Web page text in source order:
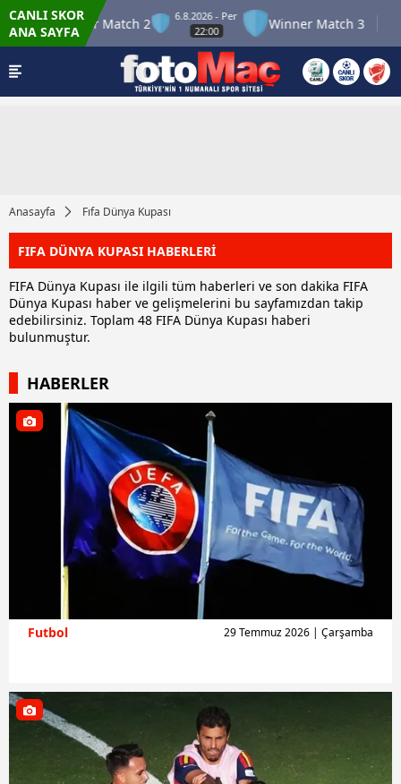
CANLI SKOR
ANA SAYFA
Winner Match 2
6.8.2026 - Per
22:00
Winner Match 3
Anasayfa Fıfa Dünya Kupası
FIFA DÜNYA KUPASI HABERLERİ
FIFA Dünya Kupası ile ilgili tüm haberleri ve son dakika FIFA
Dünya Kupası haber ve gelişmelerini bu sayfamızdan takip
edebilirsiniz. Toplam 48 FIFA Dünya Kupası haberi
bulunmuştur.
HABERLER
Futbol 29 Temmuz 2026 | Çarşamba